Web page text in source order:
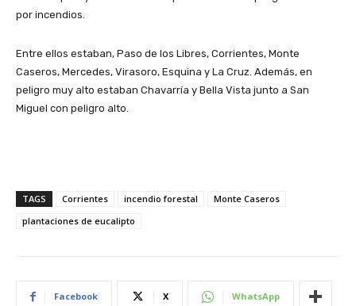
por incendios.
Entre ellos estaban, Paso de los Libres, Corrientes, Monte
Caseros, Mercedes, Virasoro, Esquina y La Cruz. Además, en
peligro muy alto estaban Chavarría y Bella Vista junto a San
Miguel con peligro alto.
TAGS Corrientes incendio forestal
Monte Caseros
plantaciones de eucalipto
Facebook X WhatsApp